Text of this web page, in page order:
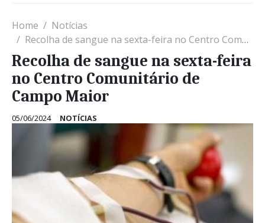
Home
Notícias
Recolha de sangue na sexta-feira no Centro Comunitário de Campo Maior
Recolha de sangue na sexta-feira
no Centro Comunitário de
Campo Maior
05/06/2024 NOTÍCIAS